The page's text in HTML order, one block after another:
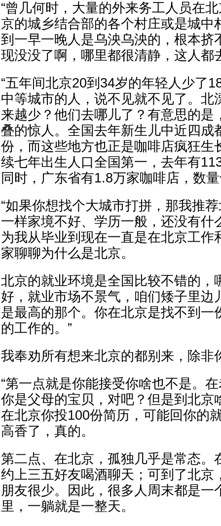
“曾几何时，大量的外来务工人员在
京的城乡结合部的各个村庄或是城中
到一早一晚人是乌泱乌泱的，根本挤
现没没了啊，哪里都很清静，这人都
“五年间北京20到34岁的年轻人少了
中等城市的人，说不见就不见了。北
来越少？他们去哪儿了？有意思的是
叠的惊人。全国去年新生儿中近四成
份，而这些地方也正是咖啡店疯狂生
续七年出生人口全国第一，去年有
同时，广东省有1.8万家咖啡店，数
“如果你想找个大城市打拼，那我推
一样家境不好、学历一般，还没有什
为我从毕业到现在一直是在北京工作
家聊聊为什么是北京。
北京的就业环境是全国比较不错的，
好，就业市场不景气，咱们矮子里边
是最高的那个。你在北京是找不到一
的工作的。”
我奉劝所有想来北京的都别来，除非
“第一点就是你能接受你啥也不是。
你是父母的宝贝，对吧？但是到北京
在北京你投100份简历，可能回你的
高香了，真的。
第二点、在北京，孤独几乎是常态。
约上三五好友喝酒聊天；可到了北京
朋友很少。因此，很多人周末都是一
里，一躺就是一整天。